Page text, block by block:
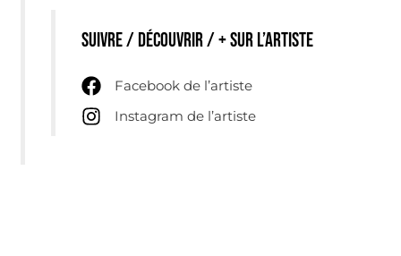
Suivre / découvrir / + sur l’artiste
Facebook de l’artiste
Instagram de l’artiste